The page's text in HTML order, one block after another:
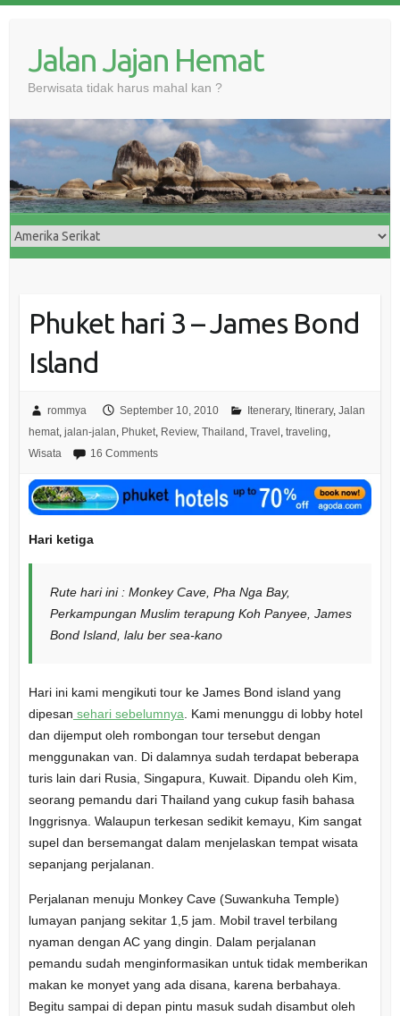
Jalan Jajan Hemat
Berwisata tidak harus mahal kan ?
Phuket hari 3 – James Bond
Island
rommya September 10, 2010 Itenerary, Itinerary, Jalan
hemat, jalan-jalan Phuket, Review, Thailand Travel traveling
Wisata
16 Comments
Hari ketiga
Rute hari ini : Monkey Cave, Pha Nga Bay,
Perkampungan Muslim terapung Koh Panyee, James
Bond Island, lalu ber sea-kano
Hari ini kami mengikuti tour ke James Bond island yang
dipesan sehari sebelumnya . Kami menunggu di lobby hotel
dan dijemput oleh rombongan tour tersebut dengan
menggunakan van. Di dalamnya sudah terdapat beberapa
turis lain dari Rusia, Singapura, Kuwait. Dipandu oleh Kim,
seorang pemandu dari Thailand yang cukup fasih bahasa
Inggrisnya. Walaupun terkesan sedikit kemayu, Kim sangat
supel dan bersemangat dalam menjelaskan tempat wisata
sepanjang perjalanan.
Perjalanan menuju Monkey Cave (Suwankuha Temple)
lumayan panjang sekitar 1,5 jam. Mobil travel terbilang
nyaman dengan AC yang dingin. Dalam perjalanan
pemandu sudah menginformasikan untuk tidak memberikan
makan ke monyet yang ada disana, karena berbahaya.
Begitu sampai di depan pintu masuk sudah disambut oleh